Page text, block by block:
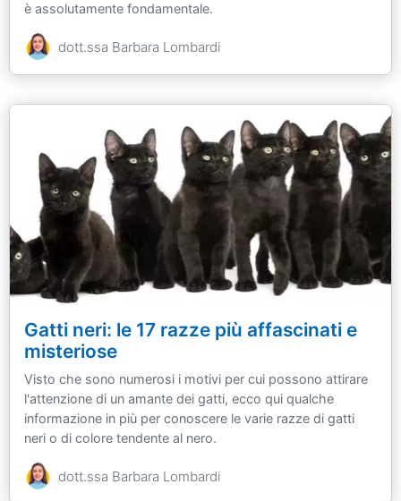
è assolutamente fondamentale.
dott.ssa Barbara Lombardi
Gatti neri: le 17 razze più affascinati e
misteriose
Visto che sono numerosi i motivi per cui possono attirare
l'attenzione di un amante dei gatti, ecco qui qualche
informazione in più per conoscere le varie razze di gatti
neri o di colore tendente al nero.
dott.ssa Barbara Lombardi